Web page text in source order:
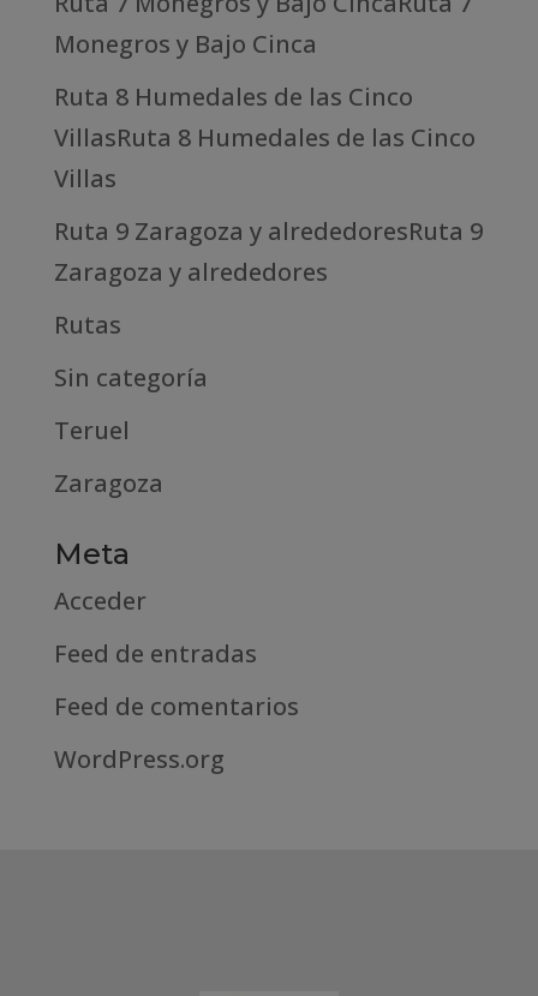
Monegros y Bajo Cinca
Ruta 8 Humedales de las Cinco
VillasRuta 8 Humedales de las Cinco
Villas
Ruta 9 Zaragoza y alrededoresRuta 9
Zaragoza y alrededores
Rutas
Sin categoría
Teruel
Zaragoza
Meta
Acceder
Feed de entradas
Feed de comentarios
WordPress.org